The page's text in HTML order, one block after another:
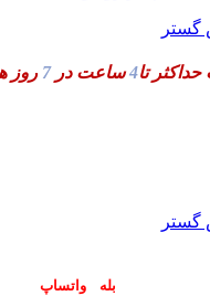
تا4ساعت در7 روز
بله واتساپ